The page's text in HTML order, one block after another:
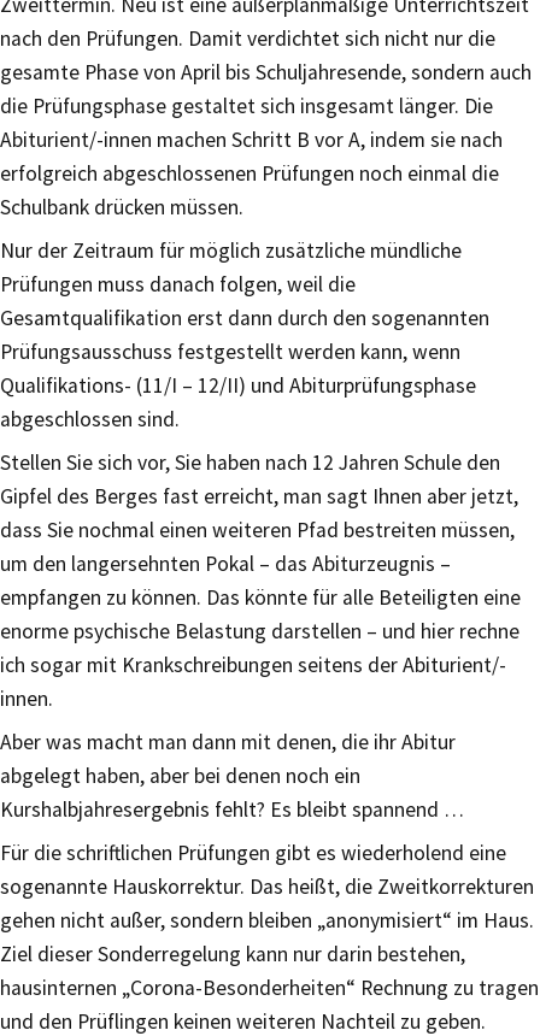
nach den Prüfungen. Damit verdichtet sich nicht nur die
gesamte Phase von April bis Schuljahresende, sondern auch
die Prüfungsphase gestaltet sich insgesamt länger. Die
Abiturient/-innen machen Schritt B vor A, indem sie nach
erfolgreich abgeschlossenen Prüfungen noch einmal die
Schulbank drücken müssen.
Nur der Zeitraum für möglich zusätzliche mündliche
Prüfungen muss danach folgen, weil die
Gesamtqualifikation erst dann durch den sogenannten
Prüfungsausschuss festgestellt werden kann, wenn
Qualifikations- (11/I – 12/II) und Abiturprüfungsphase
abgeschlossen sind.
Stellen Sie sich vor, Sie haben nach 12 Jahren Schule den
Gipfel des Berges fast erreicht, man sagt Ihnen aber jetzt,
dass Sie nochmal einen weiteren Pfad bestreiten müssen,
um den langersehnten Pokal – das Abiturzeugnis –
empfangen zu können. Das könnte für alle Beteiligten eine
enorme psychische Belastung darstellen – und hier rechne
ich sogar mit Krankschreibungen seitens der Abiturient/-
innen.
Aber was macht man dann mit denen, die ihr Abitur
abgelegt haben, aber bei denen noch ein
Kurshalbjahresergebnis fehlt? Es bleibt spannend …
Für die schriftlichen Prüfungen gibt es wiederholend eine
sogenannte Hauskorrektur. Das heißt, die Zweitkorrekturen
gehen nicht außer, sondern bleiben „anonymisiert“ im Haus.
Ziel dieser Sonderregelung kann nur darin bestehen,
hausinternen „Corona-Besonderheiten“ Rechnung zu tragen
und den Prüflingen keinen weiteren Nachteil zu geben.